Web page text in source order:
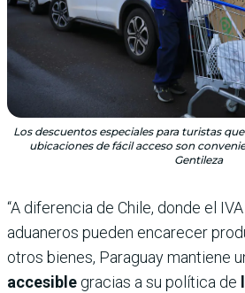
Los descuentos especiales para turistas
ubicaciones de fácil acceso son
Gentileza
“A diferencia de Chile, donde el
aduaneros pueden encarecer
otros bienes, Paraguay mantiene
accesible gracias a su política de